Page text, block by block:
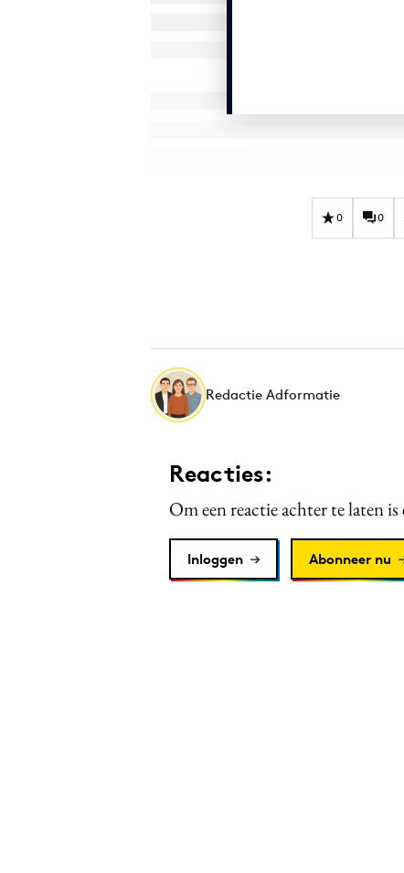
0 0
Redactie Adformatie
Reacties:
Om een reactie achter te laten
Inloggen Abonneer nu